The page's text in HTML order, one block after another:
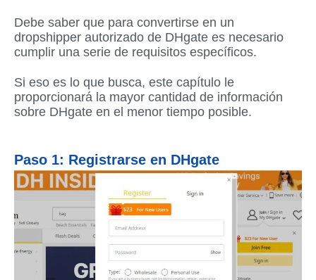
Debe saber que para convertirse en un
dropshipper autorizado de DHgate es necesario
cumplir una serie de requisitos específicos.
Si eso es lo que busca, este capítulo le
proporcionará la mayor cantidad de información
sobre DHgate en el menor tiempo posible.
Paso 1: Registrarse en DHgate